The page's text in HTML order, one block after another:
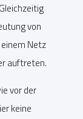
von
Netz
auftreten.
vor der
keine